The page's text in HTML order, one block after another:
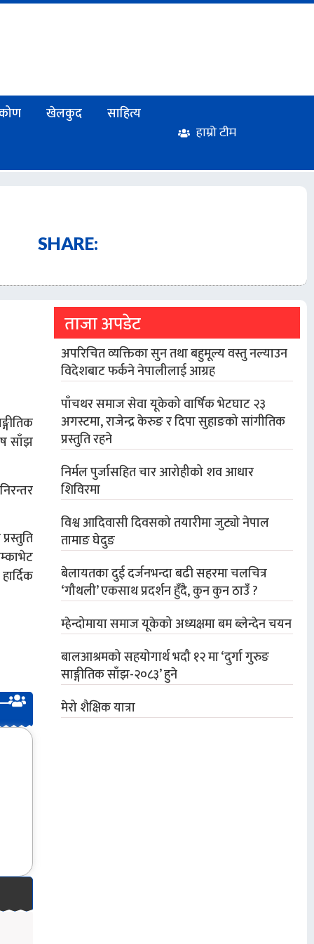
खेलकुद
साहित्य
हाम्रो टीम
SHARE:
साँझ
ताजा अपडेट
अपरिचित व्यक्तिका सुन तथा बहुमूल्य वस्तु नल्याउन
विदेशबाट फर्कने नेपालीलाई आग्रह
पाँचथर समाज सेवा यूकेको वार्षिक भेटघाट २३
अगस्टमा, राजेन्द्र केरुङ र दिपा सुहाङको सांगीतिक
प्रस्तुति रहने
निर्मल पुर्जासहित चार आरोहीको शव आधार
शिविरमा
विश्व आदिवासी दिवसको तयारीमा जुट्यो नेपाल
तामाङ घेदुङ
बेलायतका दुई दर्जनभन्दा बढी सहरमा चलचित्र
‘गौथली’ एकसाथ प्रदर्शन हुँदै, कुन कुन ठाउँ ?
म्हेन्दोमाया समाज यूकेको अध्यक्षमा बम ब्लेन्देन चयन
बालआश्रमको सहयोगार्थ भदौ १२ मा ‘दुर्गा गुरुङ
साङ्गीतिक साँझ-२०८३’ हुने
मेरो शैक्षिक यात्रा